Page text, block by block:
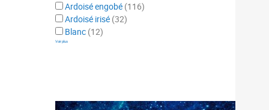
Ardoisé engobé 116
Ardoisé irisé 32
Blanc 12
Voir plus